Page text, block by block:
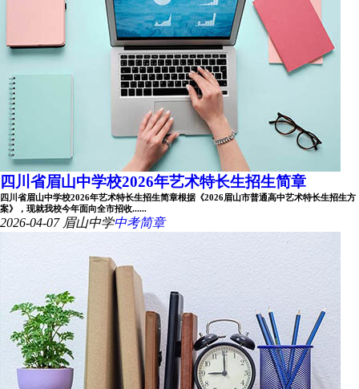
四川省眉山中学校2026年艺术特长生招生简章
四川省眉山中学校2026年艺术特长生招生简章根据《2026眉山市普通高中艺术特长生招生方
案》，现就我校今年面向全市招收......
2026-04-07 眉山中学中考简章